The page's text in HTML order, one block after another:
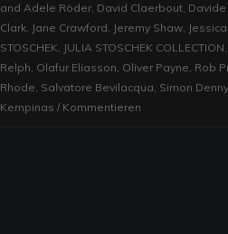
and Adele Röder, David Claerbout,
Clark, Jane Crawford, Jeremy Shaw,
STOSCHEK, JULIA STOSCHEK COLLECTION,
Relph, Olafur Eliasson, Oliver Payne, Rob
Rhode, Salvatore Bevilacqua, Simon Denny
Kempinas / Kommentieren